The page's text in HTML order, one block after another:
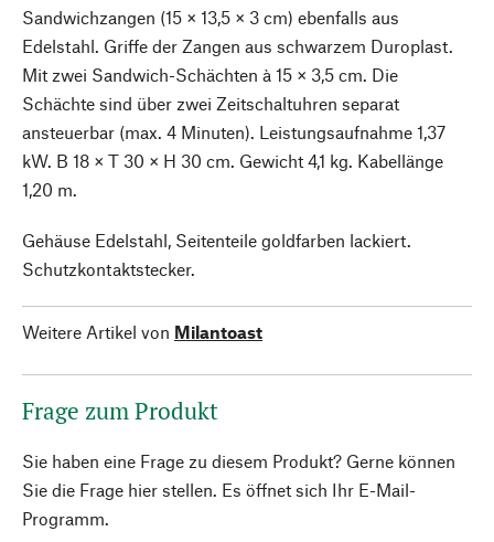
Sandwichzangen (15 × 13,5 × 3 cm) ebenfalls aus
Edelstahl. Griffe der Zangen aus schwarzem Duroplast.
Mit zwei Sandwich-Schächten à 15 × 3,5 cm. Die
Schächte sind über zwei Zeitschaltuhren separat
ansteuerbar (max. 4 Minuten). Leistungsaufnahme 1,37
kW. B 18 × T 30 × H 30 cm. Gewicht 4,1 kg. Kabellänge
1,20 m.
Gehäuse Edelstahl, Seitenteile goldfarben lackiert.
Schutzkontaktstecker.
Weitere Artikel von Milantoast
Frage zum Produkt
Sie haben eine Frage zu diesem Produkt? Gerne können
Sie die Frage hier stellen. Es öffnet sich Ihr E-Mail-
Programm.